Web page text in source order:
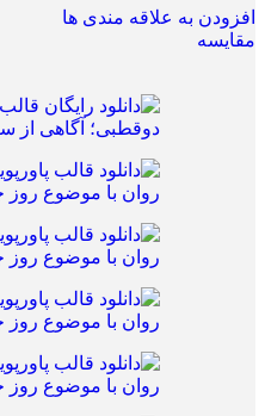
افزودن به علاقه مندی ها
مقایسه